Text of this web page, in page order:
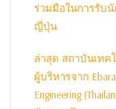
ร่วมมือในการรับ
ญี่ปุ่น
ล่าสุด สถาบันเทค
ผู้บริหารจาก
Engineering